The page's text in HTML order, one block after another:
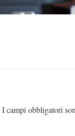
I campi obbligatori